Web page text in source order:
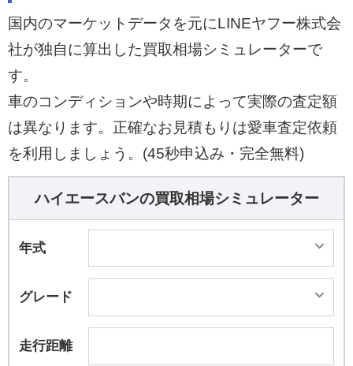
国内のマーケットデータを元にLINEヤフー株式会
社が独自に算出した買取相場シミュレーターで
す。
車のコンディションや時期によって実際の査定額
は異なります。正確なお見積もりは愛車査定依頼
を利用しましょう。(45秒申込み・完全無料)
ハイエースバンの買取相場シミュレーター
年式
グレード
走行距離